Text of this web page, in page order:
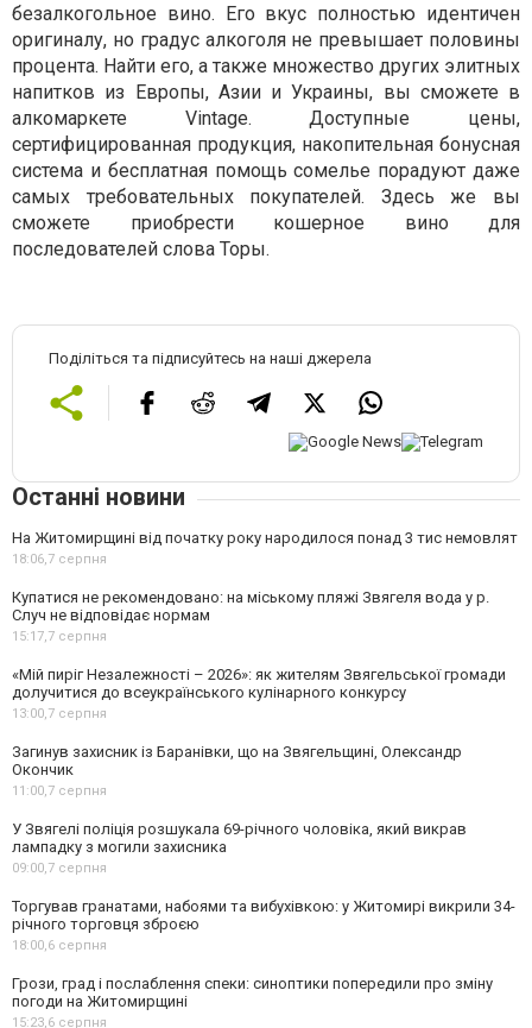
безалкогольное вино. Его вкус полностью идентичен
оригиналу, но градус алкоголя не превышает половины
процента. Найти его, а также множество других элитных
напитков из Европы, Азии и Украины, вы сможете в
алкомаркете Vintage. Доступные цены,
сертифицированная продукция, накопительная бонусная
система и бесплатная помощь сомелье порадуют даже
самых требовательных покупателей. Здесь же вы
сможете приобрести кошерное вино для
последователей слова Торы.
Поділіться та підписуйтесь на наші джерела
Останні новини
На Житомирщині від початку року народилося понад 3 тис немовлят
18:06,7 серпня
Купатися не рекомендовано: на міському пляжі Звягеля вода у р.
Случ не відповідає нормам
15:17,7 серпня
«Мій пиріг Незалежності – 2026»: як жителям Звягельської громади
долучитися до всеукраїнського кулінарного конкурсу
13:00,7 серпня
Загинув захисник із Баранівки, що на Звягельщині, Олександр
Окончик
11:00,7 серпня
У Звягелі поліція розшукала 69-річного чоловіка, який викрав
лампадку з могили захисника
09:00,7 серпня
Торгував гранатами, набоями та вибухівкою: у Житомирі викрили 34-
річного торговця зброєю
18:00,6 серпня
Грози, град і послаблення спеки: синоптики попередили про зміну
погоди на Житомирщині
15:23,6 серпня